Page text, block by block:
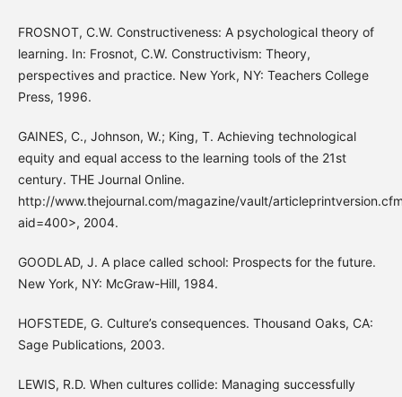
FROSNOT, C.W. Constructiveness: A psychological theory of
learning. In: Frosnot, C.W. Constructivism: Theory,
perspectives and practice. New York, NY: Teachers College
Press, 1996.
GAINES, C., Johnson, W.; King, T. Achieving technological
equity and equal access to the learning tools of the 21st
century. THE Journal Online.
http://www.thejournal.com/magazine/vault/
aid=400>, 2004.
GOODLAD, J. A place called school: Prospects for the future.
New York, NY: McGraw-Hill, 1984.
HOFSTEDE, G. Culture’s consequences. Thousand Oaks, CA:
Sage Publications, 2003.
LEWIS, R.D. When cultures collide: Managing successfully